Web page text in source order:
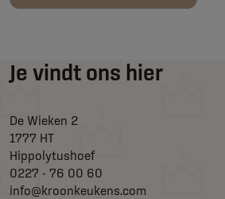
Je vindt ons hier
De Wieken 2
1777 HT
Hippolytushoef
0227 - 76 00 60
info@kroonkeukens.com